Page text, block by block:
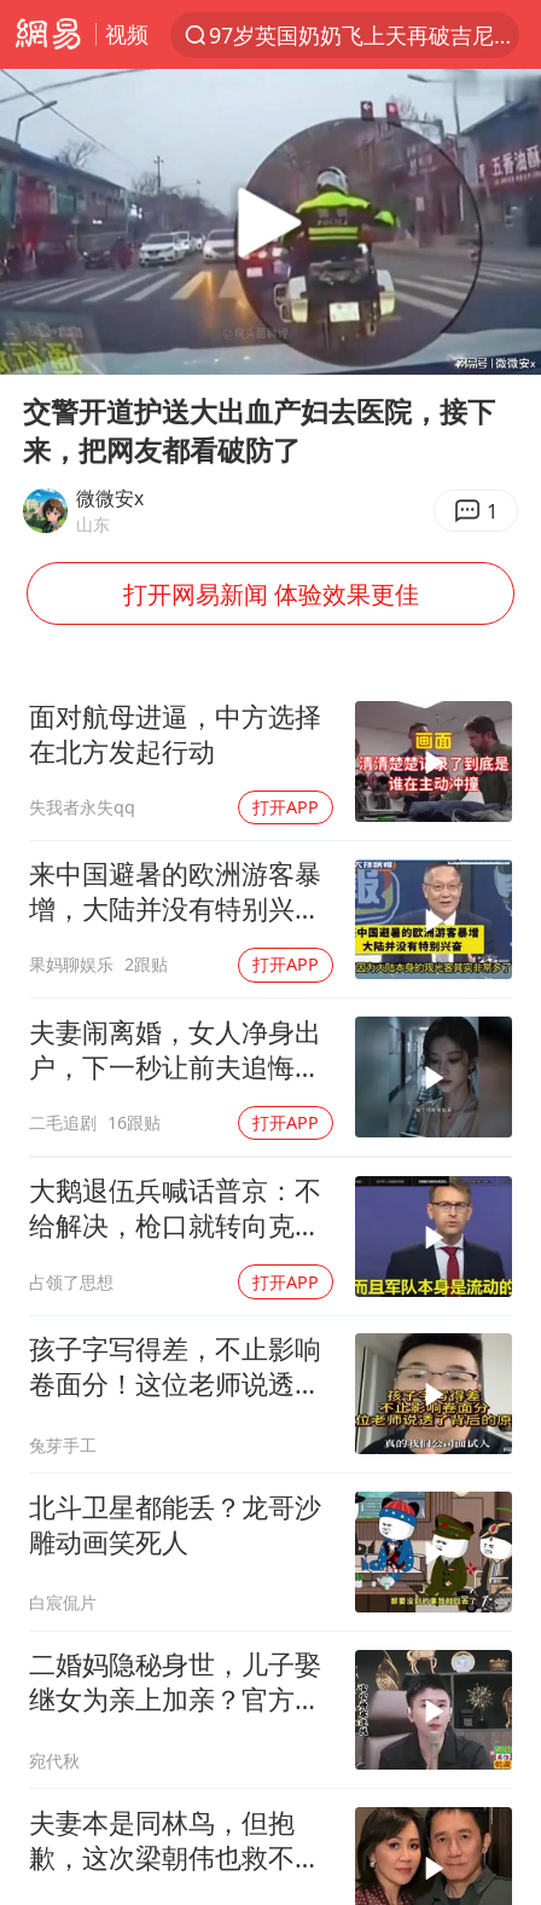
视频
97岁英国奶奶飞上天再破吉尼斯纪录
汪峰阻止14岁女儿买大牌
泸溪河：桃酥吃出金属牙冠视频不实
27岁女子组织卖淫集团被悬赏通缉
美国将对多晶硅衍生品加征15%关税
改名后的“青海拉面”店
公司“上四休三”但要降薪1000元
男子杀人后逃进深山21年活得像野人
OpenAI为免费用户升级GPT-5.6 Luna
勒沃库森U17主帅盛赞赵松源
“不建议大家买深色蛋糕”
985博士后被曝在妻子孕期出轨后续
如何把百年大党建设得更加坚强有力？
Play
00:00
交警开道护送大出血产妇去医院，接下
来，把网友都看破防了
微微安x
山东 1
打开网易新闻 体验效果更佳
面对航母进逼，中方选择
在北方发起行动
失我者永失qq 打开APP
来中国避暑的欧洲游客暴
增，大陆并没有特别兴
果妈聊娱乐 2跟贴 打开APP
夫妻闹离婚，女人净身出
户，下一秒让前夫追悔莫
二毛追剧 16跟贴 打开APP
大鹅退伍兵喊话普京：不
给解决，枪口就转向克里
占领了思想 打开APP
孩子字写得差，不止影响
卷面分！这位老师说透了
兔芽手工
北斗卫星都能丢？龙哥沙
雕动画笑死人
白宸侃片
二婚妈隐秘身世，儿子娶
继女为亲上加亲？官方怒
宛代秋
夫妻本是同林鸟，但抱
歉，这次梁朝伟也救不了